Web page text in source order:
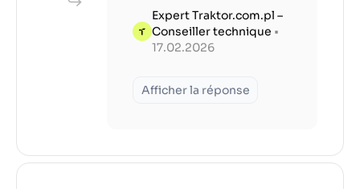
Expert Traktor.com.pl –
Conseiller technique •
17.02.2026
Afficher la réponse